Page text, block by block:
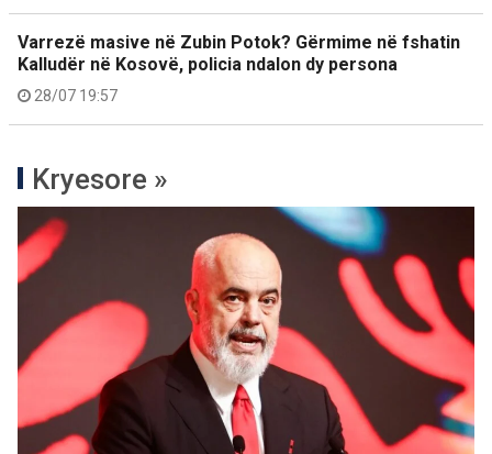
Varrezë masive në Zubin Potok? Gërmime në fshatin
Kalludër në Kosovë, policia ndalon dy persona
28/07 19:57
Kryesore »